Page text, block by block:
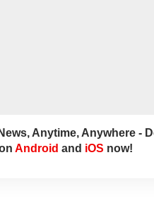
Anytime, Anywhere -
Android and iOS now!